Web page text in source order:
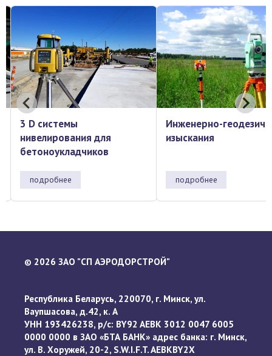
Инженерно-геодезические
изыскания
подробнее
Топографическая
подробнее
© 2026 ЗАО "СП АЭРОДОРСТРОЙ"
Республика Беларусь, 220070, г. Минск, ул.
Ваупшасова, д.42, к. А
УНН 193426238, р/с: BY92 AEBK 3012 0047 6005
0000 0000 в ЗАО «БТА БАНК» адрес банка: г. Минск,
ул. В. Хоружей, 20-2, S.W.I.F.T. AEBKBY2X